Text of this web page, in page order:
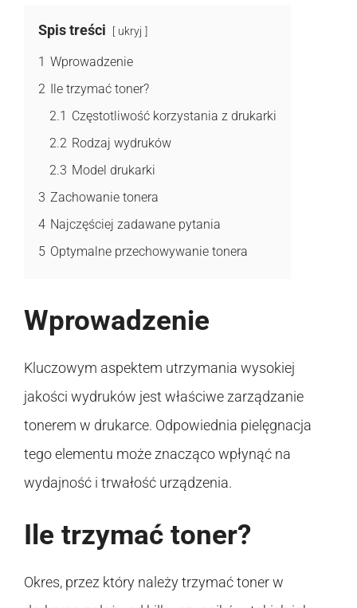
Spis treści ukryj
1 Wprowadzenie
2 Ile trzymać toner?
2.1 Częstotliwość korzystania z drukarki
2.2 Rodzaj wydruków
2.3 Model drukarki
3 Zachowanie tonera
4 Najczęściej zadawane pytania
5 Optymalne przechowywanie tonera
Wprowadzenie
Kluczowym aspektem utrzymania wysokiej
jakości wydruków jest właściwe zarządzanie
tonerem w drukarce. Odpowiednia pielęgnacja
tego elementu może znacząco wpłynąć na
wydajność i trwałość urządzenia.
Ile trzymać toner?
Okres, przez który należy trzymać toner w